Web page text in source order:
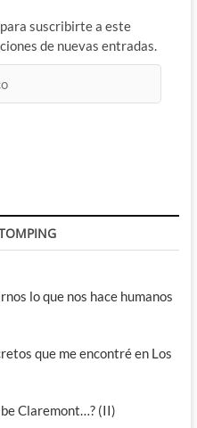
suscribirte a este
de nuevas entradas.
lo que nos hace humanos
que me encontré en Los
Claremont…? (II)